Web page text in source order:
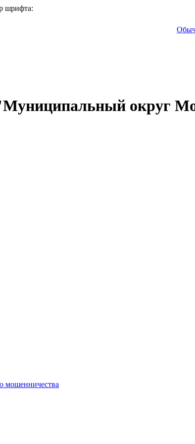
шрифта:
округ
мошенничества